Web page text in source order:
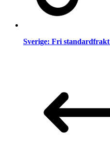
Sverige: Fri standardfrakt